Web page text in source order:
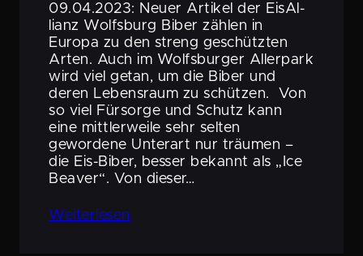
09.04.2023: Neuer Artikel der EisAl­
lianz Wolfsburg Biber zählen in
Europa zu den streng geschützten
Arten. Auch im Wolfs­burger Allerpark
wird viel getan, um die Biber und
deren Lebens­raum zu schützen. Von
so viel Fürsorge und Schutz kann
eine mittler­weile sehr selten
gewordene Unterart nur träumen –
die Eis-Biber, besser bekannt als „Ice
Beaver“. Von dieser…
Weiter­lesen